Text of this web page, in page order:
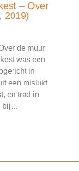
– Over
2019)
de muur
was een
in
een mislukt
en trad in
bij…